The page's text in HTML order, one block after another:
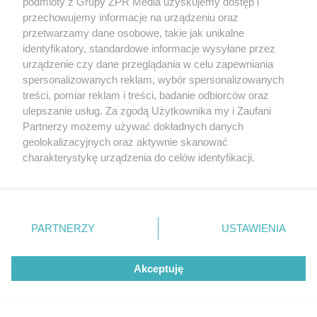
kolejnych obiektów przemysłowych już trwa, zaś
inwestor – firma CTP – nabywa też kolejne grunty w
celu powiększenia kompleksu.
Atutem wybranej lokalizacji jest nie tylko bliskość
planowanego CPK, ale też autostrady A2,
umożliwiającej m.in. szybki dojazd do stolicy kraju.
Jak zapowiada inwestor, dzięki inwestycji CTPark
Warsaw West pod Warszawą ma powstać „prawdziwy
przechowujemy informacje na urządzeniu oraz
przetwarzamy dane osobowe, takie jak unikalne
identyfikatory, standardowe informacje wysyłane przez
urządzenie czy dane przeglądania w celu zapewniania
spersonalizowanych reklam, wybór spersonalizowanych
treści, pomiar reklam i treści, badanie odbiorców oraz
ulepszanie usług. Za zgodą Użytkownika my i Zaufani
Partnerzy możemy używać dokładnych danych
geolokalizacyjnych oraz aktywnie skanować
charakterystykę urządzenia do celów identyfikacji.
zmienić/wycofać klikając przycisk ustawień prywatności
znajdujący się w lewym dolnym rogu strony
rodzaje przetwarzania danych nie wymagają zgody
użytkownika, ale masz prawo sprzeciwić się takiemu
przetwarzaniu. Preferencje będą miały zastosowanie tylko
PARTNERZY USTAWIENIA
Akceptuję